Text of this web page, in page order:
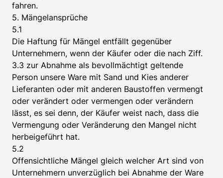
fahren.
5. Mängelansprüche
5.1
Die Haftung für Mängel entfällt gegenüber
Unternehmern, wenn der Käufer oder die nach Ziff.
3.3 zur Abnahme als bevollmächtigt geltende
Person unsere Ware mit Sand und Kies anderer
Lieferanten oder mit anderen Baustoffen vermengt
oder verändert oder vermengen oder verändern
lässt, es sei denn, der Käufer weist nach, dass die
Vermengung oder Veränderung den Mangel nicht
herbeigeführt hat.
5.2
Offensichtliche Mängel gleich welcher Art sind von
Unternehmern unverzüglich bei Abnahme der Ware